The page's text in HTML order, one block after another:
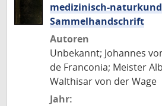
medizinisch-
Sammelhandschrift
Autoren
Unbekannt; Johannes
de Franconia; Meister
Walthisar von der Wage
Jahr: